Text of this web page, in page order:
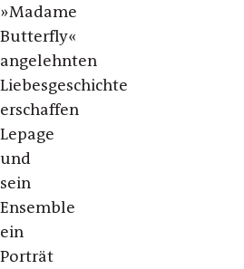
»Madame
Butterfly«
angelehnten
Liebesgeschichte
erschaffen
Lepage
und
sein
Ensemble
ein
Porträt